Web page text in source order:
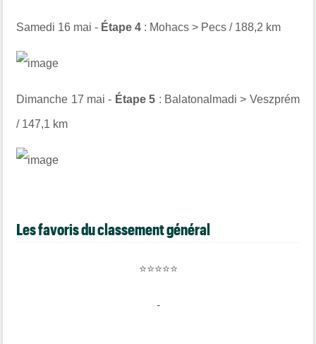
Samedi 16 mai - Étape 4 : Mohacs > Pecs / 188,2 km
Dimanche 17 mai - Étape 5 : Balatonalmadi > Veszprém
/ 147,1 km
Les favoris du classement général
⭐⭐⭐⭐⭐
-